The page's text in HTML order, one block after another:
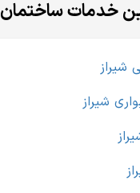
خدمات ساختمان
شیراز
شیراز